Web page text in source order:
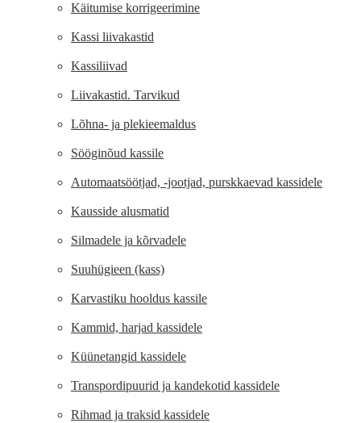
Käitumise korrigeerimine
Kassi liivakastid
Kassiliivad
Liivakastid. Tarvikud
Lõhna- ja plekieemaldus
Sööginõud kassile
Automaatsöötjad, -jootjad, purskkaevad kassidele
Kausside alusmatid
Silmadele ja kõrvadele
Suuhügieen (kass)
Karvastiku hooldus kassile
Kammid, harjad kassidele
Küünetangid kassidele
Transpordipuurid ja kandekotid kassidele
Rihmad ja traksid kassidele